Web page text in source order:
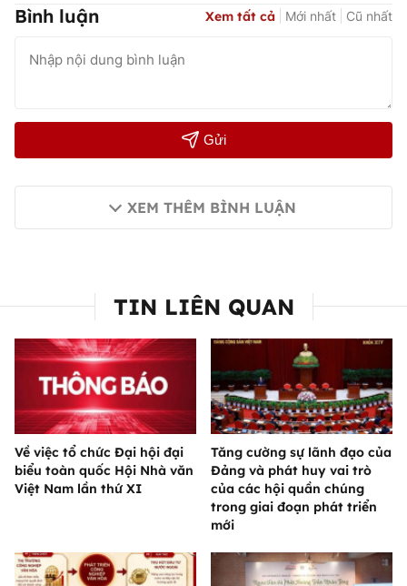
Bình luận Xem tất cả Mới nhất Cũ nhất
Gửi
XEM THÊM BÌNH LUẬN
TIN LIÊN QUAN
Về việc tổ chức Đại hội đại
biểu toàn quốc Hội Nhà văn
Việt Nam lần thứ XI
Tăng cường sự lãnh đạo của
Đảng và phát huy vai trò
của các hội quần chúng
trong giai đoạn phát triển
mới